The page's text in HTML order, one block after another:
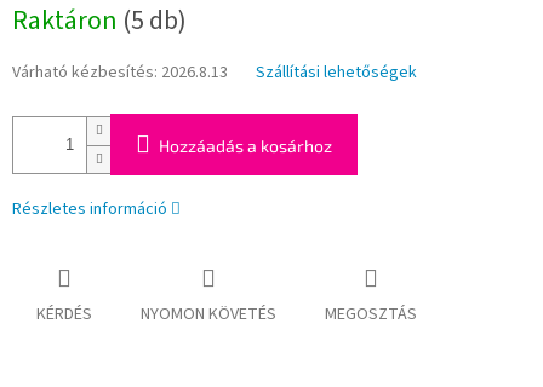
Raktáron (5 db)
Várható kézbesítés: 2026.8.13 Szállítási lehetőségek
Hozzáadás a kosárhoz
Részletes információ
KÉRDÉS NYOMON KÖVETÉS MEGOSZTÁS